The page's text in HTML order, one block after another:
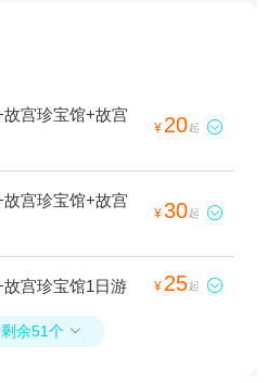
故宫珍宝馆+故宫
¥ 20起 
故宫珍宝馆+故宫
¥30起 
故宫珍宝馆1日游 ¥ 25起 
余51个 